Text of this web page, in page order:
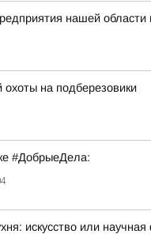
нашей области
на подберезовики
#ДобрыеДела:
искусство или научная